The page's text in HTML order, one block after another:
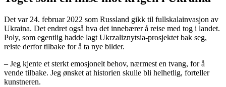
Det var 24. februar 2022 som Russland gikk til fullskalainvasjon av
Ukraina. Det endret også hva det innebærer å reise med tog i landet.
Poly, som egentlig hadde lagt Ukrzaliznytsia-prosjektet bak seg,
reiste derfor tilbake for å ta nye bilder.
– Jeg kjente et sterkt emosjonelt behov, nærmest en tvang, for å
vende tilbake. Jeg ønsket at historien skulle bli helhetlig, forteller
kunstneren.